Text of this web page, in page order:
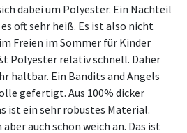
dabei um Polyester. Ein Nachteil
oft sehr heiß. Es ist also nicht
Freien im Sommer für Kinder
Polyester relativ schnell. Daher
haltbar. Ein Bandits and Angels
gefertigt. Aus 100% dicker
ist ein sehr robustes Material.
auch schön weich an. Das ist